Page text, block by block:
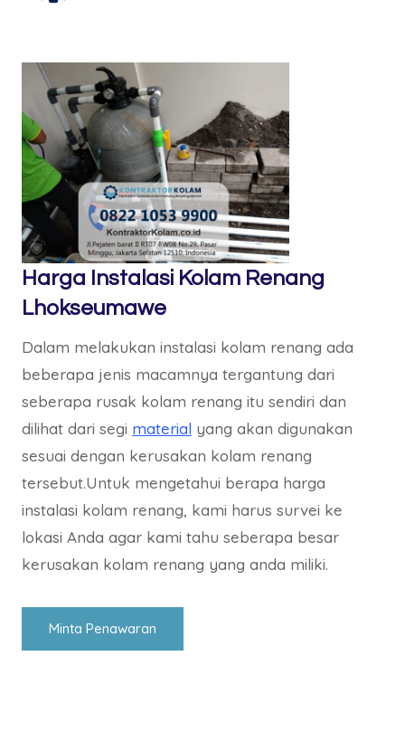
Harga Instalasi Kolam Renang
Lhokseumawe
Dalam melakukan instalasi kolam renang ada
beberapa jenis macamnya tergantung dari
seberapa rusak kolam renang itu sendiri dan
dilihat dari segi material yang akan digunakan
sesuai dengan kerusakan kolam renang
tersebut.Untuk mengetahui berapa harga
instalasi kolam renang, kami harus survei ke
lokasi Anda agar kami tahu seberapa besar
kerusakan kolam renang yang anda miliki.
Minta Penawaran